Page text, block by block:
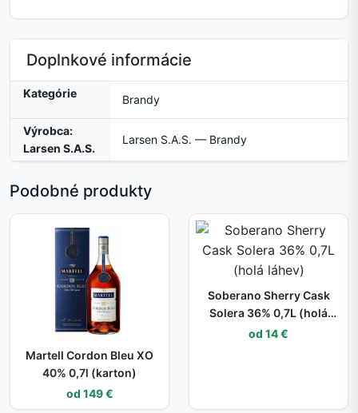
Doplnkové informácie
Kategórie Brandy
Výrobca:
Larsen S.A.S.
Larsen S.A.S. — Brandy
Podobné produkty
Martell Cordon Bleu XO
40% 0,7l (karton)
od 149 €
Soberano Sherry Cask
Solera 36% 0,7L (holá
láhev)
od 14 €